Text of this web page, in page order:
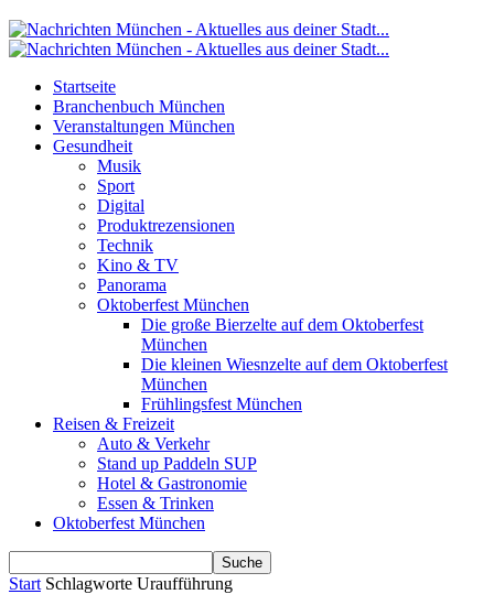
Startseite
Branchenbuch München
Veranstaltungen München
Gesundheit
Musik
Sport
Digital
Produktrezensionen
Technik
Kino & TV
Panorama
Oktoberfest München
Die große Bierzelte auf dem Oktoberfest
München
Die kleinen Wiesnzelte auf dem Oktoberfest
München
Frühlingsfest München
Reisen & Freizeit
Auto & Verkehr
Stand up Paddeln SUP
Hotel & Gastronomie
Essen & Trinken
Oktoberfest München
Start Schlagworte Uraufführung